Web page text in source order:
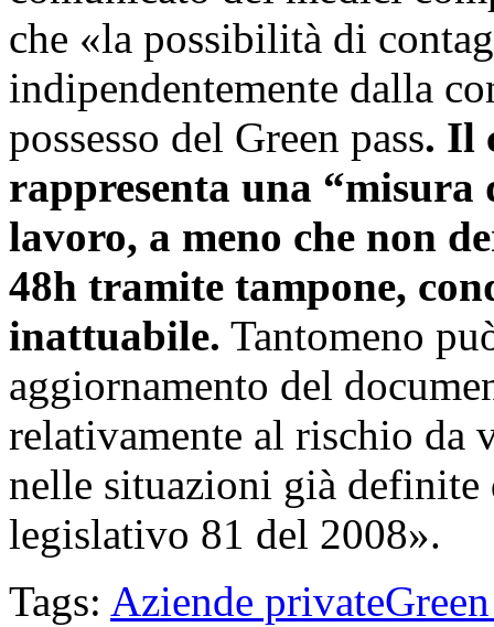
che «la possibilità di
indipendentemente dalla
possesso del Green pass. Il
rappresenta una
lavoro, a meno che non
48h tramite tampone,
inattuabile. Tantomeno
aggiornamento del
relativamente al rischio da
nelle situazioni già
legislativo 81 del 2008».
Tags: Aziende private